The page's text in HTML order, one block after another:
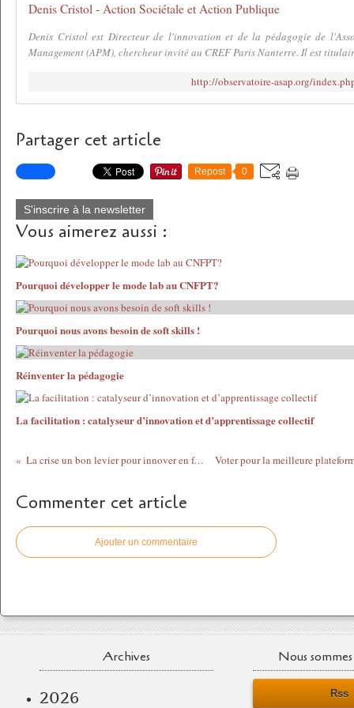
Denis Cristol - Action Sociétale et Action Publique
Denis Cristol est Directeur de l'innovation et de la pédagogie de
Management (APM), chercheur invité au CREF Paris Nanterre. Il est
http://observatoire-asap.org/
Partager cet article
Repost 0
S'inscrire à la newsletter
Vous aimerez aussi :
Pourquoi développer le mode lab au CNFPT?
Pourquoi nous avons besoin de soft skills !
Réinventer la pédagogie
La facilitation : catalyseur d’innovation et d’apprentissage collectif
La crise un bon levier pour innover en formation?
Commenter cet article
Ajouter un commentaire
Archives
2026
Nous
Rss